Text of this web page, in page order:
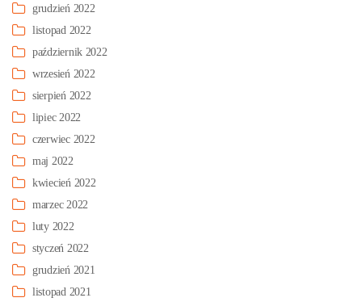
grudzień 2022
listopad 2022
październik 2022
wrzesień 2022
sierpień 2022
lipiec 2022
czerwiec 2022
maj 2022
kwiecień 2022
marzec 2022
luty 2022
styczeń 2022
grudzień 2021
listopad 2021